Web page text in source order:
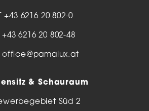
T+43 6216 20 802-0
+43 6216 20 802-48
office@pamalux.at
& Schauraum
Süd 2